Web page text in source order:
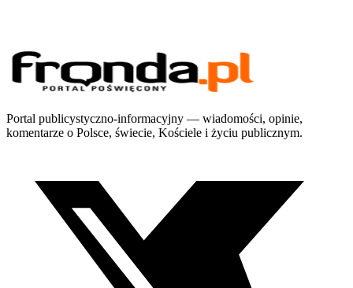
Portal publicystyczno-informacyjny — wiadomości, opinie,
komentarze o Polsce, świecie, Kościele i życiu publicznym.